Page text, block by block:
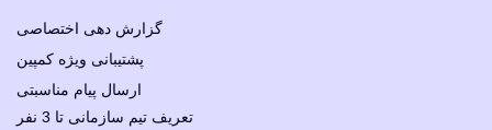
گزارش دهی اختصاصی
پشتیبانی ویژه کمپین
ارسال پیام مناسبتی
تعریف تیم سازمانی تا 3 نفر